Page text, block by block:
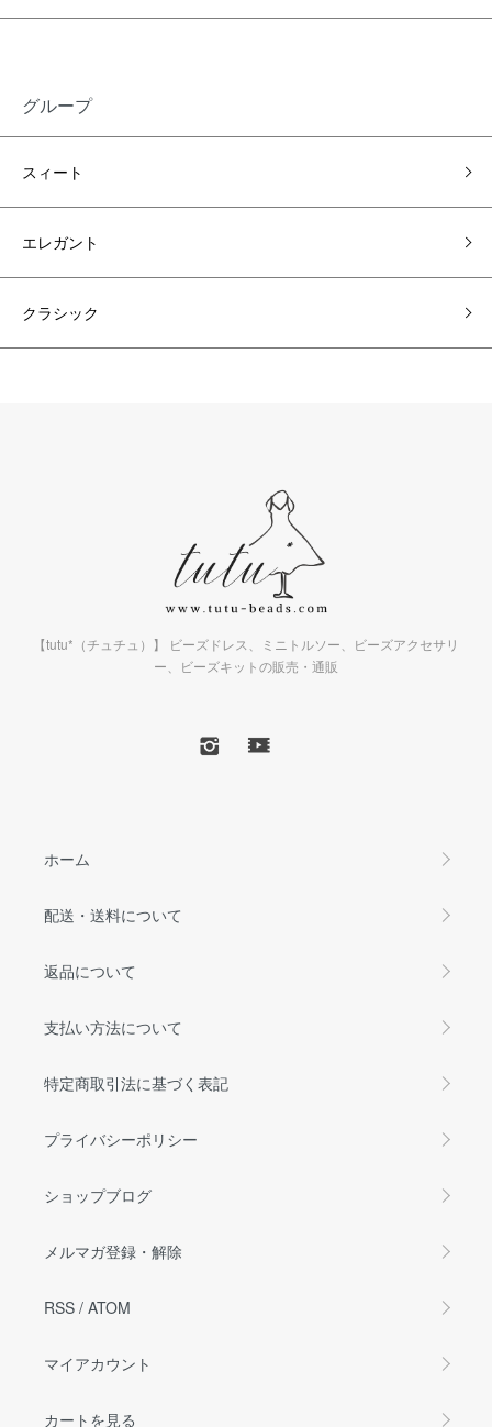
グループ
スィート
エレガント
クラシック
【tutu*（チュチュ）】 ビーズドレス、ミニトルソー、ビーズアクセサリ
ー、ビーズキットの販売・通販
ホーム
配送・送料について
返品について
支払い方法について
特定商取引法に基づく表記
プライバシーポリシー
ショップブログ
メルマガ登録・解除
RSS / ATOM
マイアカウント
カートを見る